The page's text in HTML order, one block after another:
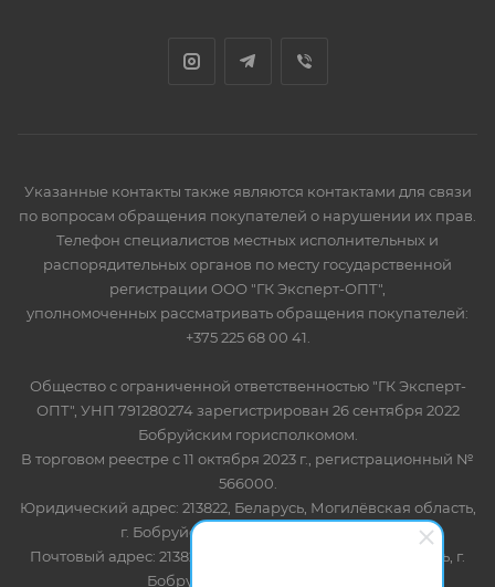
Указанные контакты также являются контактами для связи
по вопросам обращения покупателей о нарушении их прав.
Телефон специалистов местных исполнительных и
распорядительных органов по месту государственной
регистрации ООО "ГК Эксперт-ОПТ",
уполномоченных рассматривать обращения покупателей:
+375 225 68 00 41.
Общество с ограниченной ответственностью "ГК Эксперт-
ОПТ", УНП 791280274 зарегистрирован 26 сентября 2022
Бобруйским горисполкомом.
В торговом реестре с 11 октября 2023 г., регистрационный №
566000.
Юридический адрес: 213822, Беларусь, Могилёвская область,
г. Бобруйск, ул. Лынькова 85 пом 7
Почтовый адрес: 213822, Беларусь, Могилёвская область, г.
Бобруйск, ул. Лынькова, 85